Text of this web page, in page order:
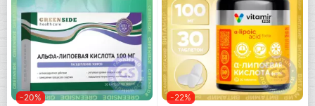
-20% -22%